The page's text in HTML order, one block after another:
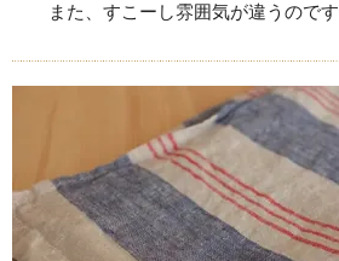
また、すこーし雰囲気が違うのです